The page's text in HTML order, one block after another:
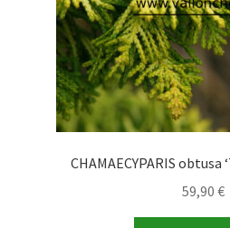
CHAMAECYPARIS obtusa
59,90 €